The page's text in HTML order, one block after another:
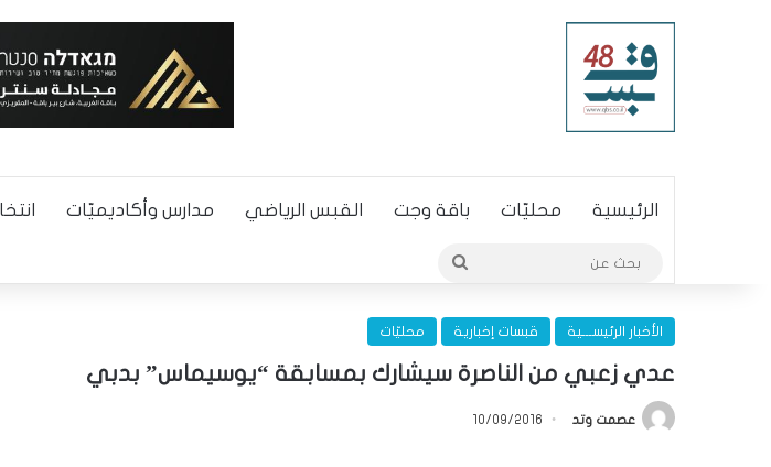
الرئيسية محليّات باقة وجت القبس الرياضي مدارس وأكاديميّات
الأخبار الرئيســـية قبسات إخبارية محليّات
عدي زعبي من الناصرة سيشارك بمسابقة “يوسيماس” بدبي
عصمت وتد 10/09/2016